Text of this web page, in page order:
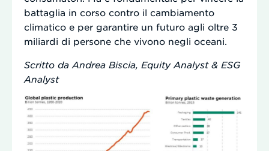
battaglia in corso contro il cambiamento
climatico e per garantire un futuro agli oltre 3
miliardi di persone che vivono negli oceani.
Scritto da Andrea Biscia, Equity Analyst & ESG
Analyst